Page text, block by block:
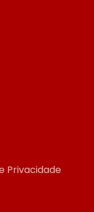
Privacidade